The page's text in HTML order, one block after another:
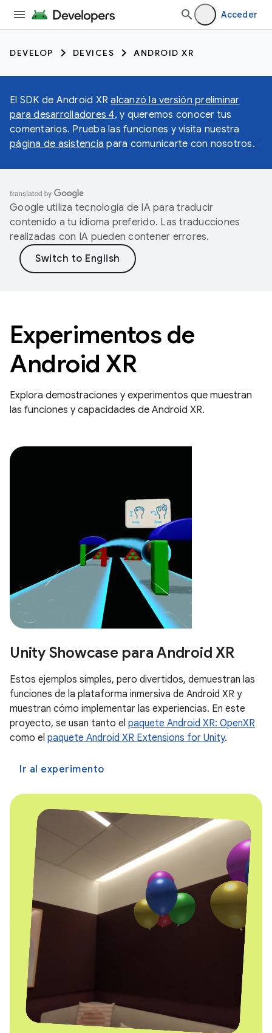
Acceder
DEVELOP DEVICES ANDROID XR
El SDK de Android XRalcanzó la versión preliminar
para desarrolladores 4, y queremos conocer tus
comentarios. Prueba las funciones y visita nuestra
página de asistencia para comunicarte con nosotros.
Google utiliza tecnología de IA para traducir
contenido a tu idioma preferido. Las traducciones
realizadas con IA pueden contener errores.
Experimentos de
Android XR
Explora demostraciones y experimentos que muestran
las funciones y capacidades de Android XR.
Unity Showcase para Android XR
Estos ejemplos simples, pero divertidos, demuestran las
funciones de la plataforma inmersiva de Android XR y
muestran cómo implementar las experiencias. En este
proyecto, se usan tanto el paquete Android XR: OpenXR
como el paquete Android XR Extensions for Unity.
Ir al experimento